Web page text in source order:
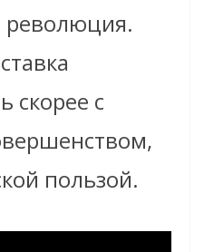
революция.
скорее с
пользой.